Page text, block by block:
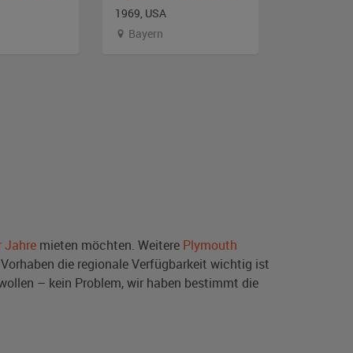
1969, USA
Bayern
Jahre mieten möchten. Weitere Plymouth
die regionale Verfügbarkeit wichtig ist
– kein Problem, wir haben bestimmt die